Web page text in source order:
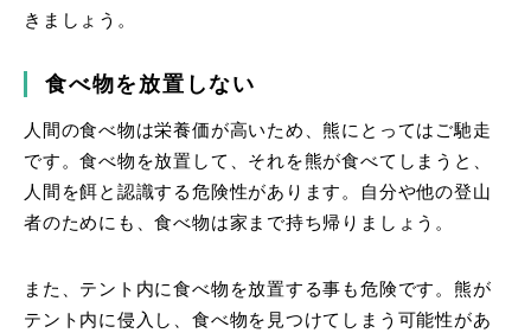
きましょう。
食べ物を放置しない
人間の食べ物は栄養価が高いため、熊にとってはご馳走
です。食べ物を放置して、それを熊が食べてしまうと、
人間を餌と認識する危険性があります。自分や他の登山
者のためにも、食べ物は家まで持ち帰りましょう。
また、テント内に食べ物を放置する事も危険です。熊が
テント内に侵入し、食べ物を見つけてしまう可能性があ